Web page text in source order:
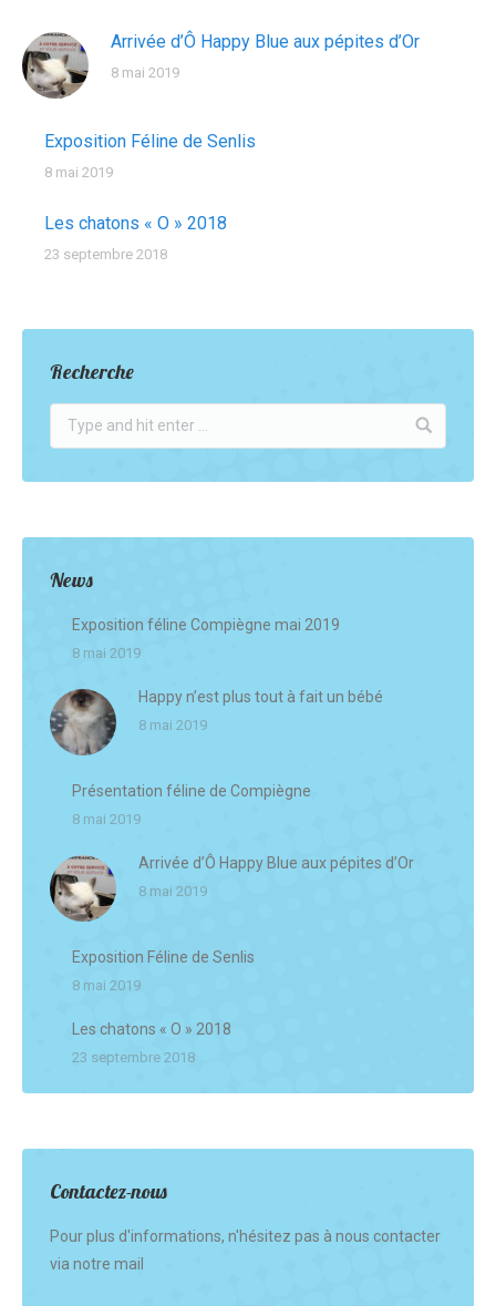
Arrivée d’Ô Happy Blue aux pépites d’Or
8 mai 2019
Exposition Féline de Senlis
8 mai 2019
Les chatons « O » 2018
23 septembre 2018
Recherche
News
Exposition féline Compiègne mai 2019
8 mai 2019
Happy n’est plus tout à fait un bébé
8 mai 2019
Présentation féline de Compiègne
8 mai 2019
Arrivée d’Ô Happy Blue aux pépites d’Or
8 mai 2019
Exposition Féline de Senlis
8 mai 2019
Les chatons « O » 2018
23 septembre 2018
Contactez-nous
Pour plus d'informations, n'hésitez pas à nous contacter
via notre mail